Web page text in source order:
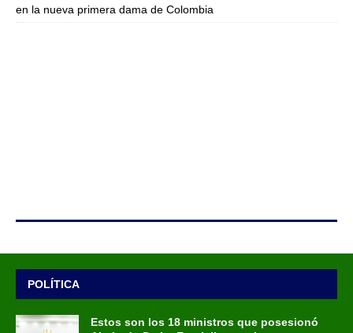
en la nueva primera dama de Colombia
POLÍTICA
Estos son los 18 ministros que posesionó